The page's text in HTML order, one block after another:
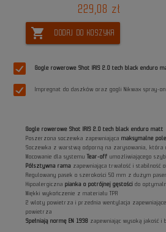
229,08 zł
shopping_cart DODAJ DO KOSZYKA
Gogle rowerowe Shot IRIS 2.0 tech black enduro
Impregnat do daszków oraz gogli Nikwax spray-
Gogle rowerowe Shot IRIS 2.0 tech black enduro matt
Poszerzona soczewka zapewniającamaksymalne
Soczewka z warstwą odporną na zarysowania, która
Mocowanie dla systemuTear-off umożliwiającego
Półsztywna rama zapewniająca trwałość i stabilność
Regulowany pasek o szerokości 50 mm z dużym
Hipoalergicznapianka o potrójnej gęstości do
Miękki wykończenie z materiału TPR
2 wloty powietrza i przednia wentylacja zapewniające
powietrza
Spełniają normę EN 1938 zapewniając wysoką jakość